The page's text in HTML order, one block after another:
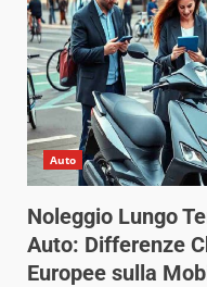
Auto
Noleggio Lungo
Auto: Differenze
Europee sulla